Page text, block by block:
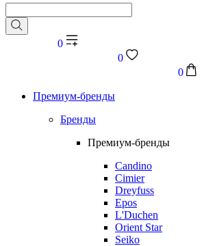
0
0
0
Премиум-бренды
Бренды
Премиум-бренды
Candino
Cimier
Dreyfuss
Epos
L'Duchen
Orient Star
Seiko